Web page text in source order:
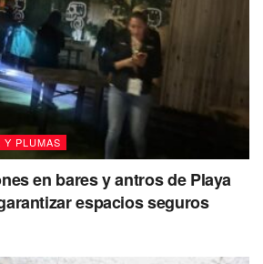
PLUMAS
en bares y antros de Playa
espacios seguros